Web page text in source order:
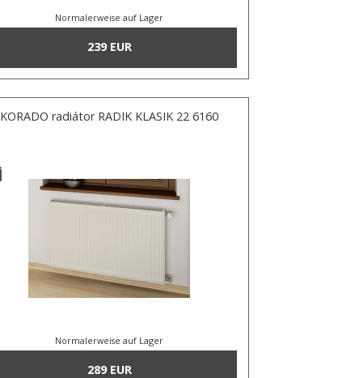
Normalerweise auf Lager
239 EUR
KORADO radiátor RADIK KLASIK 22 6160
Normalerweise auf Lager
289 EUR